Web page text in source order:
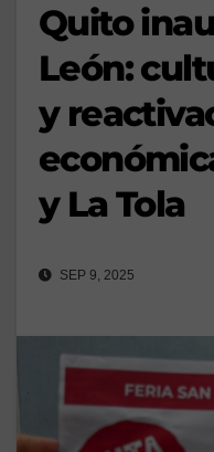
Quito
León:
y
y La Tola
SEP 9, 2025